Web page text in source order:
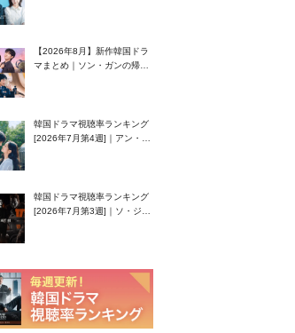
【2026年8月】新作韓国ドラ
マまとめ｜ソン・ガンの帰
韓国ドラマ視聴率ランキング
[2026年7月第4週]｜アン・ヒ
韓国ドラマ視聴率ランキング
[2026年7月第3週]｜ソ・ジソ